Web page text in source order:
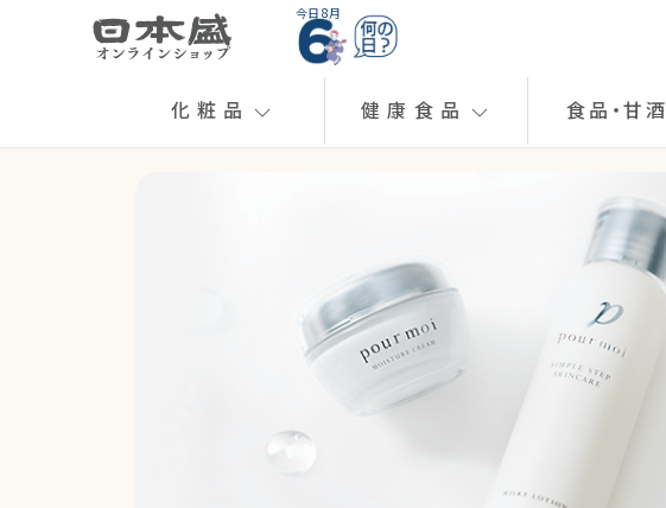
今日 8月
化粧品 健康食品 食品・甘酒